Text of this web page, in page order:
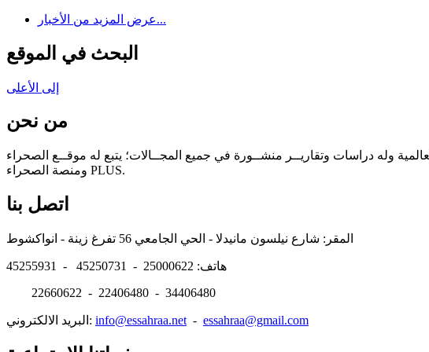
عرض المزيد من الأخبار...
البحث في الموقع
إلى الأعلى
من نحن
وله دراسات وتقاريــر منشــورة في جميع المجــالات؛ يتبع له موقــع الصحراء
ومنصة الصحراء PLUS.
اتصل بنا
هاتف: 25000622 - 45250731 - 45255931
22660622 - 22406480 - 34406480
البريد الالكتروني: info@essahraa.net - essahraa@gmail.com